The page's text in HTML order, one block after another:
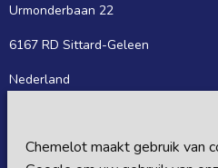
Chemelot maakt gebruik van
Urmonderbaan 22
6167 RD Sittard-Geleen
Nederland
Postbus 27